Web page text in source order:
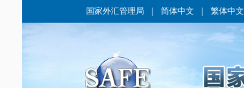
国家外汇管理局 简体中文 繁体中文